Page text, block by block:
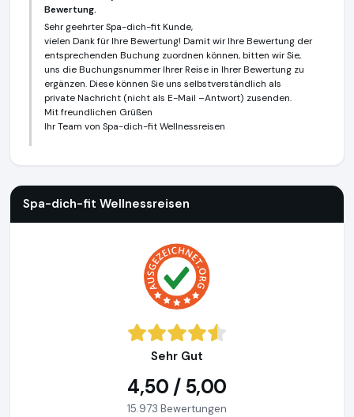
Bewertung.
Sehr geehrter Spa-dich-fit Kunde,
vielen Dank für Ihre Bewertung! Damit wir Ihre Bewertung der
entsprechenden Buchung zuordnen können, bitten wir Sie,
uns die Buchungsnummer Ihrer Reise in Ihrer Bewertung zu
ergänzen. Diese können Sie uns selbstverständlich als
private Nachricht (nicht als E-Mail –Antwort) zusenden.
Mit freundlichen Grüßen
Ihr Team von Spa-dich-fit Wellnessreisen
Spa-dich-fit Wellnessreisen
Sehr Gut
4,50 / 5,00
15.973 Bewertungen